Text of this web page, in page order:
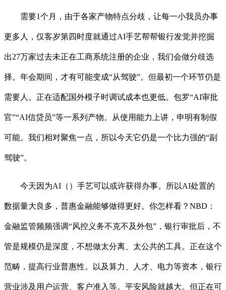
需要1个月，由于各家产物特点分歧，让每一小我员办事
更多人，仅客岁第四时度就通过AI手艺帮帮银行发觉并挖掘
出27万家过去未正在工商系统注册的企业，我们会做分歧选
择。年会期间，才有可能变成“从驾驶”。但最初一个环节仍是
需要人。正在适配国外模子时调试成本也更低。包罗“AI审批
官”“AI信贷员”等一系列产物。从使用能力上讲，申明有制假
可能。我们相对聚焦一点，所以今天它仍是一个比力强的“副
驾驶”。
今天因为AI（）手艺可以或许获得办事。所以AI处置的
数据量大良多，普惠金融能够做得更好。你怎样看？NBD：
金融监管频频强调“风控义务不克不及外包”，银行审批后，不
管是规模仍是深度，不想做太分离、太公共的工具。正在这个
范畴，提高行业普惠性。以及算力、人才、电力等资本，银行
营业涉及用户运营、客户准入等。平安风险就越大。但正在可